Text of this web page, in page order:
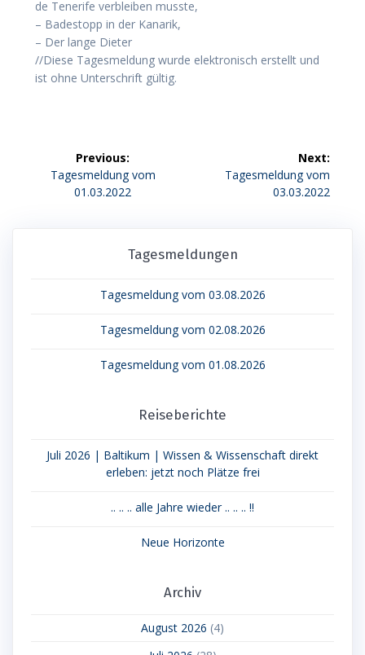
de Tenerife verbleiben musste,
– Badestopp in der Kanarik,
– Der lange Dieter
//Diese Tagesmeldung wurde elektronisch erstellt und
ist ohne Unterschrift gültig.
Beitragsnavigation
Previous:
Previous
post:
Tagesmeldung vom
01.03.2022
Next:
Next
Tagesmeldung vom
03.03.2022
Tagesmeldungen
Tagesmeldung vom 03.08.2026
Tagesmeldung vom 02.08.2026
Tagesmeldung vom 01.08.2026
Reiseberichte
Juli 2026 | Baltikum | Wissen & Wissenschaft direkt
erleben: jetzt noch Plätze frei
.. .. .. alle Jahre wieder .. .. .. !!
Neue Horizonte
Archiv
August 2026 (4)